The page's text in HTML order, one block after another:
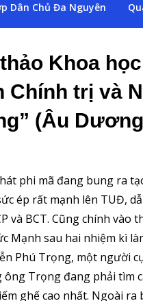
Dân Chủ Đa Nguyên
Khoa
Chính trị và
(Âu
phi mã đang bung ra
ép rất mạnh lên TUĐ,
và BCT. Cũng chính
Mạnh sau hai nhiệm kì
Phú Trọng, một người
Trọng đang phải tìm
ghế cao nhất. Ngoài